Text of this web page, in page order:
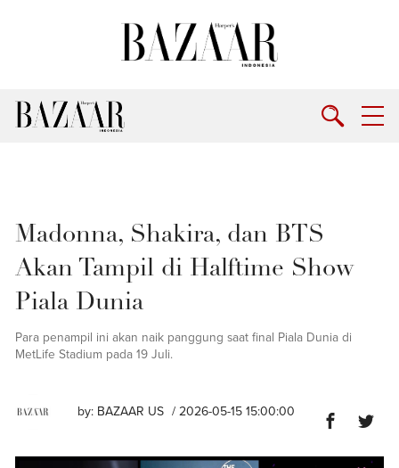
Madonna, Shakira, dan BTS
Akan Tampil di Halftime Show
Piala Dunia
Para penampil ini akan naik panggung saat final Piala Dunia di
MetLife Stadium pada 19 Juli.
by: BAZAAR US / 2026-05-15 15:00:00